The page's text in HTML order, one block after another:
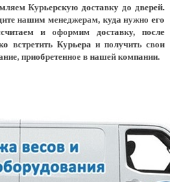
Курьерскую доставку до дверей.
нашим менеджерам, куда нужно его
и оформим доставку, после
встретить Курьера и получить свои
приобретенное в нашей компании.